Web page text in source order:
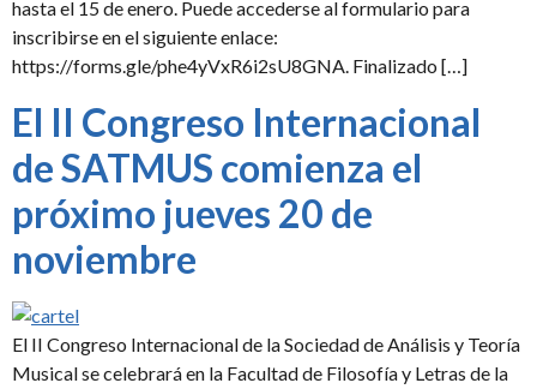
hasta el 15 de enero. Puede accederse al formulario para
inscribirse en el siguiente enlace:
https://forms.gle/phe4yVxR6i2sU8GNA. Finalizado […]
El II Congreso Internacional
de SATMUS comienza el
próximo jueves 20 de
noviembre
El II Congreso Internacional de la Sociedad de Análisis y Teoría
Musical se celebrará en la Facultad de Filosofía y Letras de la